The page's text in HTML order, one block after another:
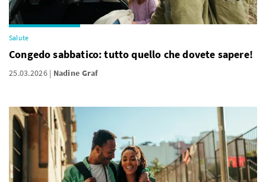
Salute
Congedo sabbatico: tutto quello che dovete sapere!
25.03.2026 Nadine Graf